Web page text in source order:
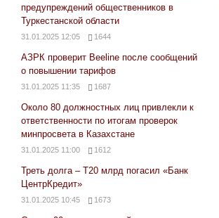
предупреждений общественников в
Туркестанской области
31.01.2025 12:05 1644
АЗРК проверит Beeline после сообщений
о повышении тарифов
31.01.2025 11:35 1687
Около 80 должностных лиц привлекли к
ответственности по итогам проверок
минпросвета в Казахстане
31.01.2025 11:00 1612
Треть долга – Т20 млрд погасил «Банк
ЦентрКредит»
31.01.2025 10:45 1673